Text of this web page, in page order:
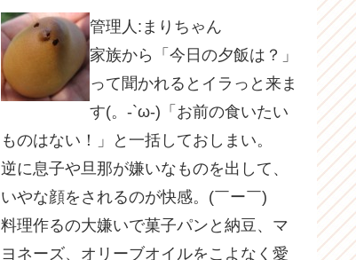
管理人:まりちゃん
家族から「今日の夕飯は？」
って聞かれるとイラっと来ま
す(。-`ω-)「お前の食いたい
ものはない！」と一括しておしまい。
逆に息子や旦那が嫌いなものを出して、
いやな顔をされるのが快感。(￣ー￣)
料理作るの大嫌いで菓子パンと納豆、マ
ヨネーズ、オリーブオイルをこよなく愛